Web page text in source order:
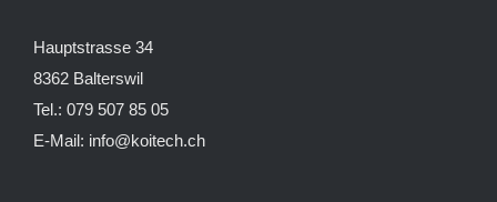
Hauptstrasse 34
8362 Balterswil
Tel.: 079 507 85 05
E-Mail: info@koitech.ch